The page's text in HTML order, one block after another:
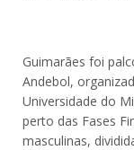
Guimarães foi
Andebol,
Universidade do
perto das Fases
masculinas,